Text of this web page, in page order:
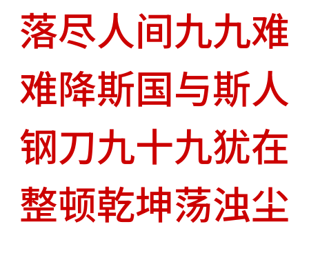
落尽人间九九难
难降斯国与斯人
钢刀九十九犹在
整顿乾坤荡浊尘